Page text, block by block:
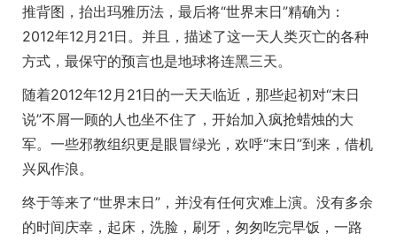
推背图，抬出玛雅历法，最后将“世界末日”精确为：
2012年12月21日。并且，描述了这一天人类灭亡的各种
方式，最保守的预言也是地球将连黑三天。
随着2012年12月21日的一天天临近，那些起初对“末日
说”不屑一顾的人也坐不住了，开始加入疯抢蜡烛的大
军。一些邪教组织更是眼冒绿光，欢呼“末日”到来，借机
兴风作浪。
终于等来了“世界末日”，并没有任何灾难上演。没有多余
的时间庆幸，起床，洗脸，刷牙，匆匆吃完早饭，一路